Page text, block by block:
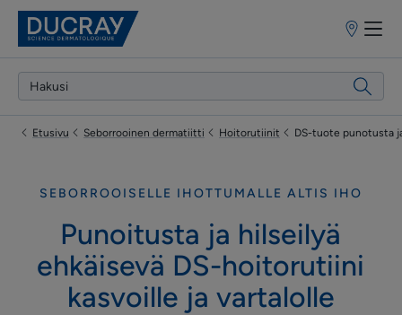
Etusivu Seborrooinen dermatiitti Hoitorutiinit DS-tuote punotusta
SEBORROOISELLE IHOTTUMALLE ALTIS IHO
Punoitusta ja hilseilyä
ehkäisevä DS-hoitorutiini
kasvoille ja vartalolle